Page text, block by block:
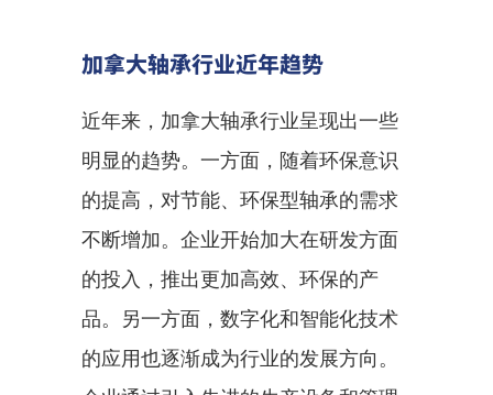
加拿大轴承行业近年趋势
近年来，加拿大轴承行业呈现出一些
明显的趋势。一方面，随着环保意识
的提高，对节能、环保型轴承的需求
不断增加。企业开始加大在研发方面
的投入，推出更加高效、环保的产
品。另一方面，数字化和智能化技术
的应用也逐渐成为行业的发展方向。